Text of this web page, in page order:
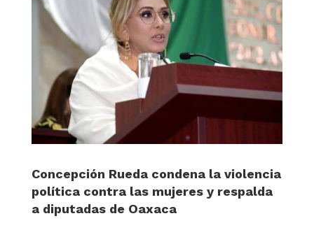
Concepción Rueda condena la violencia
política contra las mujeres y respalda
a diputadas de Oaxaca